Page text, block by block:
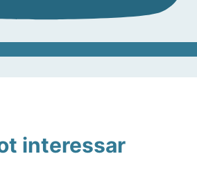
interessar